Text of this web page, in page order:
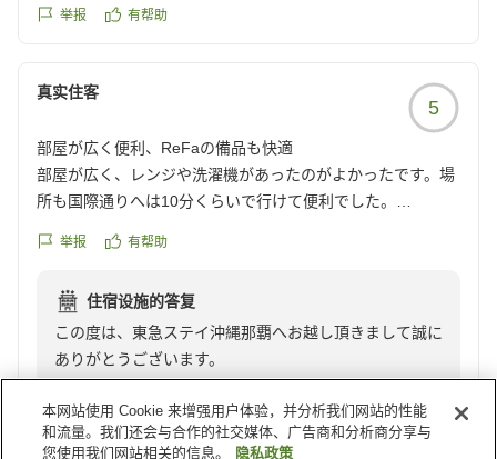
举报 有帮助
真实住客
5
部屋が広く便利、ReFaの備品も快適
部屋が広く、レンジや洗濯機があったのがよかったです。場
所も国際通りへは10分くらいで行けて便利でした。
で、連泊だと自分でささっと掃除できるものがあればいいな
シャンプーやドライヤーがReFaなのはよかったです。
今回台風で予定通り行けなかったのですが、親切に対応頂き
ました。ありがとうございました!
https://review.travel.rakuten.co.jp/hotel/voice/177761?
reviewId=33123478156007
举报 有帮助
住宿设施的答复
この度は、東急ステイ沖縄那覇へお越し頂きまして誠に
ありがとうございます。
また、大切なお時間を割いて温かい口コミをいただき、
スタッフ一同心より感謝申し上げます。
全室に完備しております電子レンジや洗濯乾燥機がお役
本网站使用 Cookie 来增强用户体验，并分析我们网站的性能
和流量。我们还会与合作的社交媒体、广告商和分析商分享与
您使用我们网站相关的信息。
隐私政策